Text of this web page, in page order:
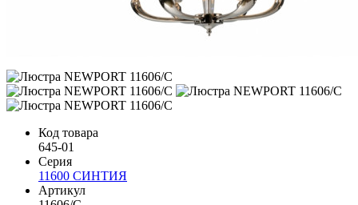
Код товара
645-01
Серия
11600 СИНТИЯ
Артикул